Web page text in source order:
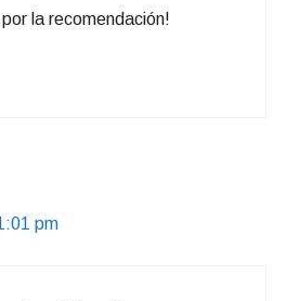
la recomendación!
pm